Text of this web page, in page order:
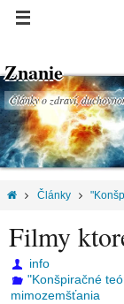
Znanie
Články o zdraví,
Články
Filmy
info
"Konšpiračné
mimozemšťania